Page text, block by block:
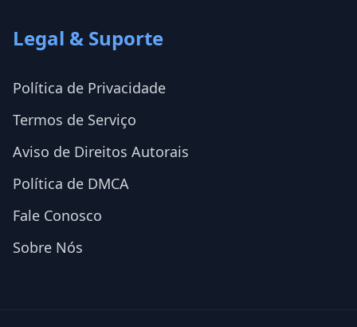
Legal & Suporte
Política de Privacidade
Termos de Serviço
Aviso de Direitos Autorais
Política de DMCA
Fale Conosco
Sobre Nós